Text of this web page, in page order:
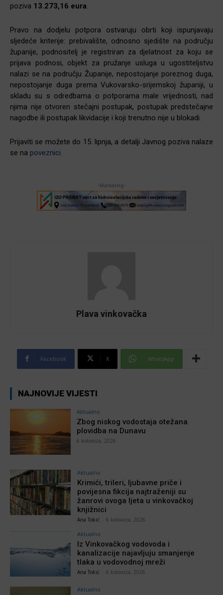
poziva 13.273,16 eura.
Pravo na dodjelu potpora ostvaruju obrti koji ispunjavaju
sljedeće kriterije: prebivalište, odnosno sjedište na području
županije, podnositelj je registriran za djelatnost za koju se
prijava podnosi, objekt za pružanje usluga u ugostiteljstvu
nalazi se na području Županije, nepostojanje poreznog duga,
nepostojanje duga prema Vukovarsko-srijemskoj županiji, u
skladu su s odredbama o potporama male vrijednosti, nad
njima nije otvoren stečajni postupak, postupak predstečajne
nagodbe ili postupak likvidacije i koji trenutno nije u blokadi.
Prijaviti se možete do 15. lipnja, a detalji Javnog poziva nalaze
se na poveznici.
-Marketing-
Plava vinkovačka
Facebook X WhatsApp
NAJNOVIJE VIJESTI
Aktualno
Zbog niskog vodostaja otežana
plovidba na Dunavu
6 kolovoza, 2026
Aktualno
Krimići, trileri, ljubavne priče i
povijesna fikcija najtraženiji su
žanrovi ovoga ljeta u vinkovačkoj
knjižnici
Ana Tokić 6 kolovoza, 2026
Aktualno
Iz Vinkovačkog vodovoda i
kanalizacije najavljuju smanjenje
tlaka u vodovodnoj mreži
Ana Tokić 6 kolovoza, 2026
Aktualno